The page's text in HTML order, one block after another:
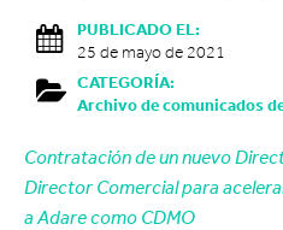
PUBLICADO EL:
25 de mayo de 2021
CATEGORÍA:
Archivo de comunicados
Contratación de un nuevo
Director Comercial para
a Adare como CDMO